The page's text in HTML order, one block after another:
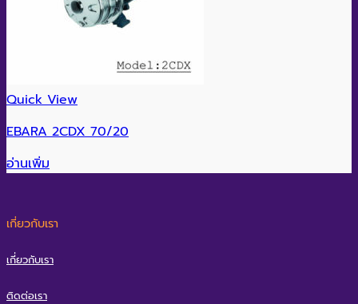
Quick View
EBARA 2CDX 70/20
อ่านเพิ่ม
เกี่ยวกับเรา
เกี่ยวกับเรา
ติดต่อเรา